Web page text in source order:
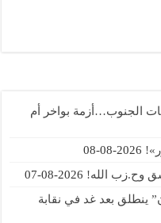
الجنوب…أزمة بواخر أم
2026-08-08
وح.زب الله! 2026-08-07
ينطلق بعد غد في نقابة